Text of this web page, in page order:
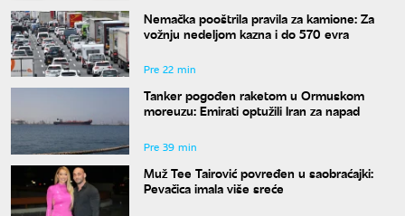
Nemačka pooštrila pravila za kamione: Za
vožnju nedeljom kazna i do 570 evra
Pre 22 min
Tanker pogođen raketom u Ormuskom
moreuzu: Emirati optužili Iran za napad
Pre 39 min
Muž Tee Tairović povređen u saobraćajki:
Pevačica imala više sreće